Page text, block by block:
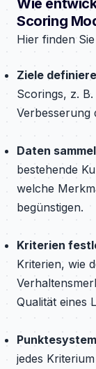
Wie
Scoring
Hier finden
Ziele
Scorings, z.
Verbesserung
Daten
bestehende
welche
begünstigen.
Kriterien
Kriterien, wie
Qualität eines
jedes